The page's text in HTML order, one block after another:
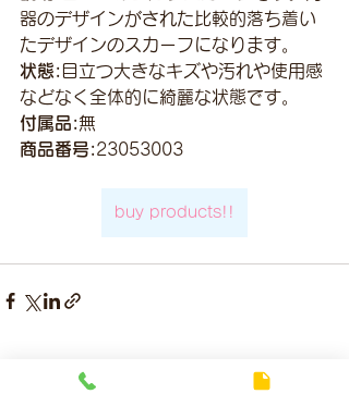
器のデザインがされた比較的落ち着い
たデザインのスカーフになります。
状態: 目立つ大きなキズや汚れや使用感
などなく全体的に綺麗な状態です。
付属品:無
商品番号:23053003
buy products!!